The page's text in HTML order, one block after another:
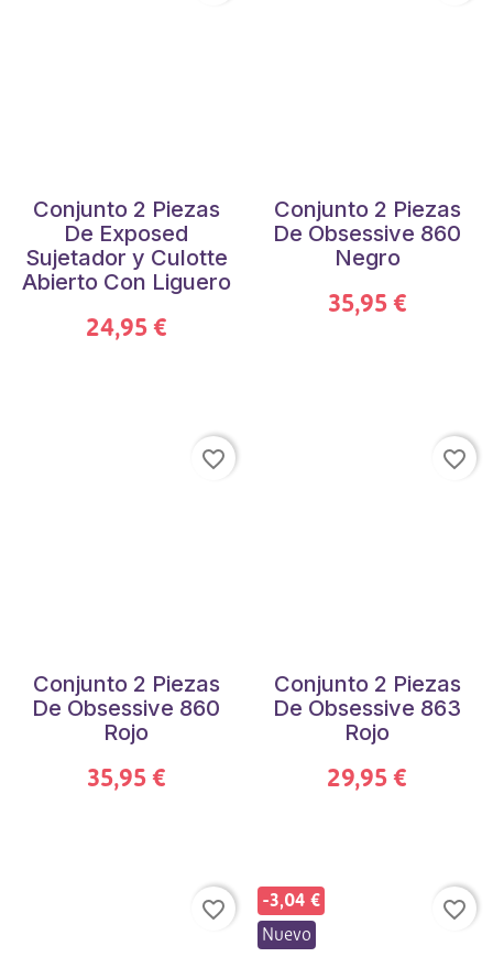
Conjunto 2 Piezas
De Exposed
Sujetador y Culotte
Abierto Con Liguero
24,95 €
Conjunto 2 Piezas
De Obsessive 860
Negro
35,95 €
Conjunto 2 Piezas
De Obsessive 860
Rojo
35,95 €
favorite_border
Conjunto 2 Piezas
De Obsessive 863
Rojo
29,95 €
favorite_border
favorite_border
-3,04 €
Nuevo
favorite_border